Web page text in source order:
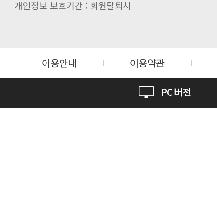
개인정보 보호기간 : 회원탈퇴시
이용안내 이용약관